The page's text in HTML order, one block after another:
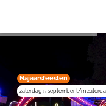
Najaarsfeesten
zaterdag 5 september t/m